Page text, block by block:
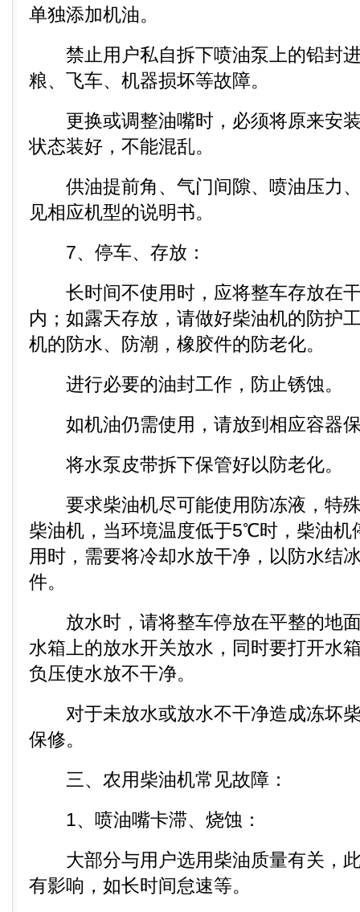
单独添加机油。
禁止用户私自拆下喷油泵上的铅封进
粮、飞车、机器损坏等故障。
更换或调整油嘴时，必须将原来安装
状态装好，不能混乱。
供油提前角、气门间隙、喷油压力、
见相应机型的说明书。
7、停车、存放：
长时间不使用时，应将整车存放在干
内；如露天存放，请做好柴油机的防护
机的防水、防潮，橡胶件的防老化。
进行必要的油封工作，防止锈蚀。
如机油仍需使用，请放到相应容器
将水泵皮带拆下保管好以防老化。
要求柴油机尽可能使用防冻液，特殊
柴油机，当环境温度低于5℃时，柴油机
用时，需要将冷却水放干净，以防水结
件。
放水时，请将整车停放在平整的地面
水箱上的放水开关放水，同时要打开水
负压使水放不干净。
对于未放水或放水不干净造成冻坏柴
保修。
三、农用柴油机常见故障：
1、喷油嘴卡滞、烧蚀：
大部分与用户选用柴油质量有关，此
有影响，如长时间怠速等。